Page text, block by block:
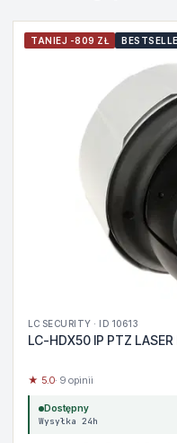
TANIEJ -809 ZŁ
LC SECURITY · ID 10613
LC-HDX50 IP PTZ LASER
★ 5.0· 9 opinii
Dostępny
Wysyłka 24h